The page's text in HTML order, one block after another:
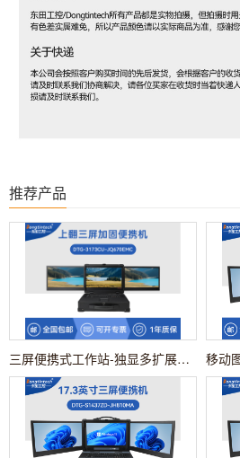
推荐产品
三屏便携式工作站-独显多扩展工业电脑|DTG-3173CU-JQ670EMC